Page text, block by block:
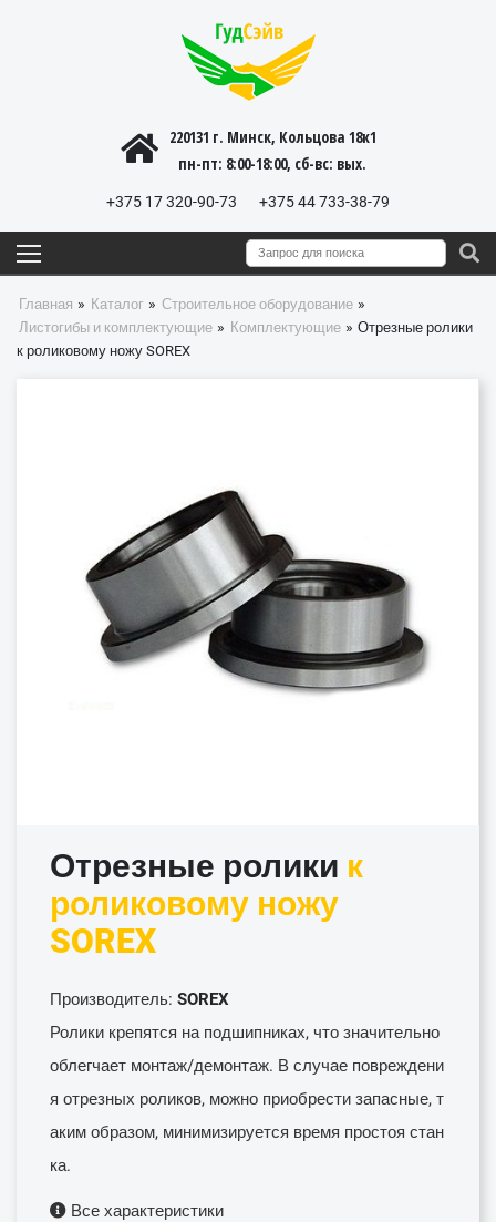
220131 г. Минск, Кольцова 18к1
пн-пт: 8:00-18:00, cб-вс: вых.
+375 44 733-38-79
+375 17 320-90-73
Главная » Каталог » Строительное оборудование »
Листогибы и комплектующие » Комплектующие » Отрезные ролики
к роликовому ножу SOREX
Отрезные ролики к
роликовому ножу
SOREX
Производитель: SOREX
Ролики крепятся на подшипниках, что значительно
облегчает монтаж/демонтаж. В случае повреждени
я отрезных роликов, можно приобрести запасные, т
аким образом, минимизируется время простоя стан
ка.
Все характеристики